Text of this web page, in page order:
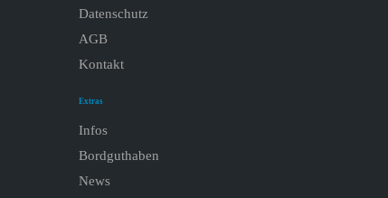
Datenschutz
AGB
Kontakt
Extras
Infos
Bordguthaben
News